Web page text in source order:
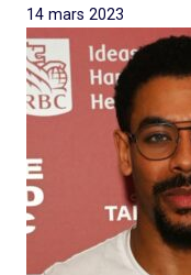
14 mars 2023